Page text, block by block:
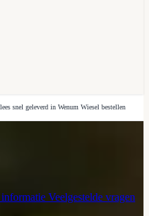
Veelgestelde vragen
snel geleverd in Wenum Wiesel bestellen